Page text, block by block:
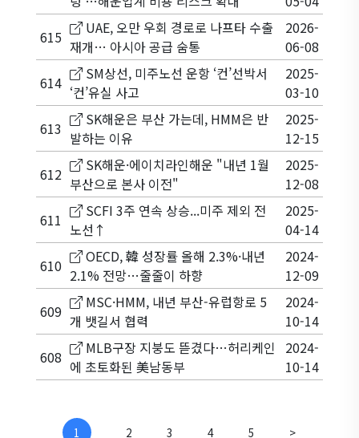
615
UAE, 오만 우회 경로로 나프타 수출
재개… 아시아 공급 숨통
2026-
06-08
614
SM상선, 미주노선 운항 ‘컨’선박서
‘컨’유실 사고
2025-
03-10
613
SK해운은 부산 가는데, HMM은 반
발하는 이유
2025-
12-15
612
SK해운·에이치라인해운 "내년 1월
부산으로 본사 이전"
2025-
12-08
611
SCFI 3주 연속 상승...미주 제외 전
노선↑
2025-
04-14
610
OECD, 韓 성장률 올해 2.3%·내년
2.1% 전망…줄줄이 하향
2024-
12-09
609
MSC·HMM, 내년 부산-유럽항로 5
개 뱃길서 협력
2024-
10-14
608
MLB구장 지붕도 뜯겼다…허리케인
에 초토화된 美남동부
2024-
10-14
1 2 3 4 5 >